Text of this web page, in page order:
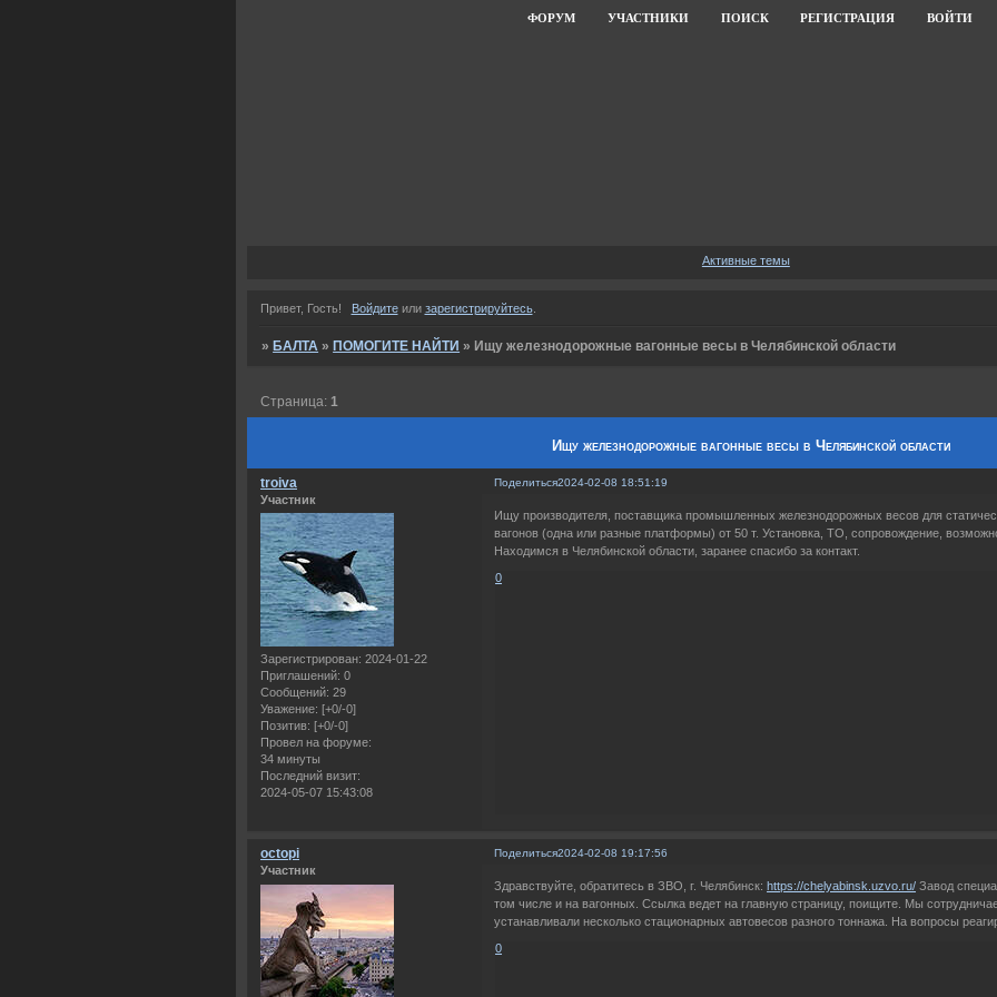
ФОРУМ УЧАСТНИКИ ПОИСК РЕГИСТРАЦИЯ ВОЙТИ
Активные темы
Привет, Гость! Войдитеили зарегистрируйтесь.
»БАЛТА »ПОМОГИТЕ НАЙТИ » Ищу железнодорожные вагонные весы в Челябинской области
Ищу железнодорожные вагонные весы в Челябинской области
Страница:1
Поделиться2024-02-08 18:51:19
troiva
Участник
Зарегистрирован: 2024-01-22
Приглашений: 0
Сообщений: 29
Уважение: [+0/-0]
Позитив: [+0/-0]
Провел на форуме:
34 минуты
Последний визит:
2024-05-07 15:43:08
Ищу производителя, поставщика промышленных железнодорожных весов для
вагонов (одна или разные платформы) от 50 т. Установка, ТО, сопровождение,
Находимся в Челябинской области, заранее спасибо за контакт.
0
Поделиться2024-02-08 19:17:56
octopi
Участник
Здравствуйте, обратитесь в ЗВО, г. Челябинск:https://chelyabinsk.uzvo.ru/ Завод
том числе и на вагонных. Ссылка ведет на главную страницу, поищите. Мы
устанавливали несколько стационарных автовесов разного тоннажа. На вопросы
0